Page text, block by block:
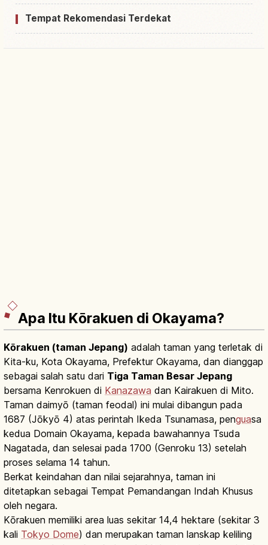
Tempat Rekomendasi Terdekat
Apa Itu Kōrakuen di Okayama?
Kōrakuen (taman Jepang) adalah taman yang terletak di
Kita-ku, Kota Okayama, Prefektur Okayama, dan dianggap
sebagai salah satu dari Tiga Taman Besar Jepang
bersama Kenrokuen di Kanazawa dan Kairakuen di Mito.
Taman daimyō (taman feodal) ini mulai dibangun pada
1687 (Jōkyō 4) atas perintah Ikeda Tsunamasa, penguasa
kedua Domain Okayama, kepada bawahannya Tsuda
Nagatada, dan selesai pada 1700 (Genroku 13) setelah
proses selama 14 tahun.
Berkat keindahan dan nilai sejarahnya, taman ini
ditetapkan sebagai Tempat Pemandangan Indah Khusus
oleh negara.
Kōrakuen memiliki area luas sekitar 14,4 hektare (sekitar 3
kali Tokyo Dome) dan merupakan taman lanskap keliling